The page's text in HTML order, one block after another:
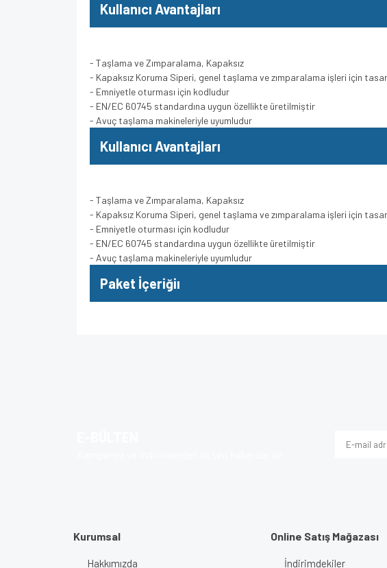
Kullanıcı Avantajları
- Taşlama ve Zımparalama, Kapaksız
- Kapaksız Koruma Siperi, genel taşlama ve zımparalama işleri için
- Emniyetle oturması için kodludur
- EN/EC 60745 standardına uygun özellikte üretilmiştir
- Avuç taşlama makineleriyle uyumludur
Kullanıcı Avantajları
- Taşlama ve Zımparalama, Kapaksız
- Kapaksız Koruma Siperi, genel taşlama ve zımparalama işleri için
- Emniyetle oturması için kodludur
- EN/EC 60745 standardına uygun özellikte üretilmiştir
- Avuç taşlama makineleriyle uyumludur
Paket İçeriğiı
Kurumsal
Hakkımızda
Online Satış Mağazası
İndirimdekiler